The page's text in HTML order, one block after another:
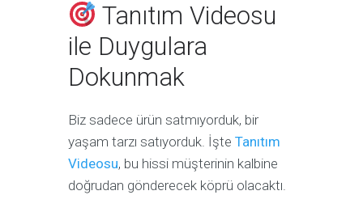
Tanıtım Videosu
ile Duygulara
Dokunmak
Biz sadece ürün satmıyorduk, bir
yaşam tarzı satıyorduk. İşte Tanıtım
Videosu, bu hissi müşterinin kalbine
doğrudan gönderecek köprü olacaktı.